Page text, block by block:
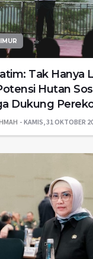
Tak Hanya
Hutan
Dukung
KAMIS, 31 OKTOBER